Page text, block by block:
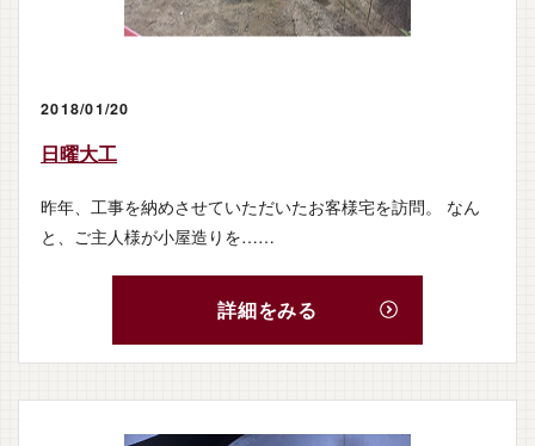
2018/01/20
日曜大工
昨年、工事を納めさせていただいたお客様宅を訪問。 なん
と、ご主人様が小屋造りを……
詳細をみる